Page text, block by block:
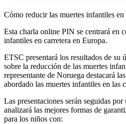
Cómo reducir las muertes infantiles en
Esta charla online PIN se centrará en
infantiles en carretera en Europa.
ETSC presentará los resultados de
sobre la reducción de las muertes
representante de Noruega destacará
abordado las muertes infantiles en las
Las presentaciones serán seguidas
analizará las mejores formas de
para los niños con: